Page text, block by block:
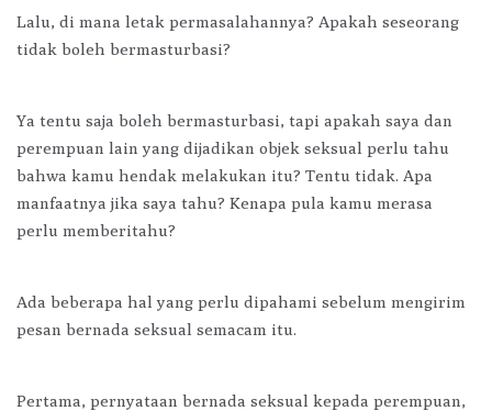
Lalu, di mana letak permasalahannya? Apakah seseorang
tidak boleh bermasturbasi?
Ya tentu saja boleh bermasturbasi, tapi apakah saya dan
perempuan lain yang dijadikan objek seksual perlu tahu
bahwa kamu hendak melakukan itu? Tentu tidak. Apa
manfaatnya jika saya tahu? Kenapa pula kamu merasa
perlu memberitahu?
Ada beberapa hal yang perlu dipahami sebelum mengirim
pesan bernada seksual semacam itu.
Pertama, pernyataan bernada seksual kepada perempuan,